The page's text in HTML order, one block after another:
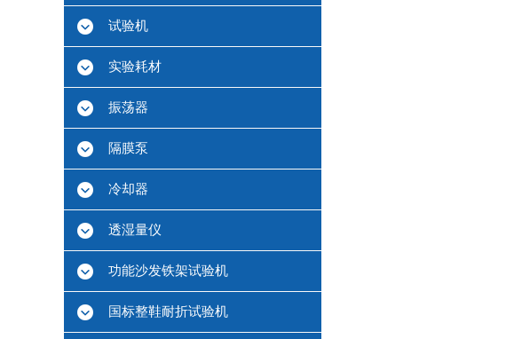
试验机
实验耗材
振荡器
隔膜泵
冷却器
透湿量仪
功能沙发铁架试验机
国标整鞋耐折试验机